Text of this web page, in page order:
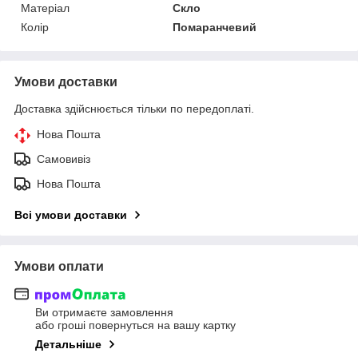
Матеріал
Скло
Колір
Помаранчевий
Умови доставки
Доставка здійснюється тільки по передоплаті.
Нова Пошта
Самовивіз
Нова Пошта
Всі умови доставки
Умови оплати
Ви отримаєте замовлення
або гроші повернуться на вашу картку
Детальніше